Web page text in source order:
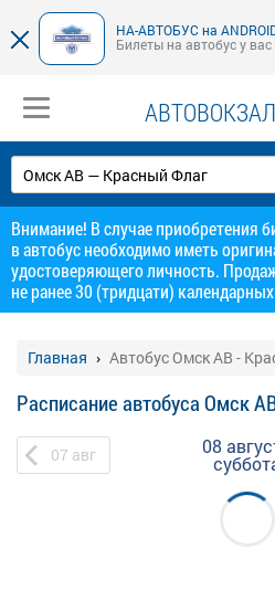
НА-АВТОБУС на
Билеты на автобус у
Внимание! В случае приобретения
в автобус необходимо иметь
удостоверяющего личность.
не ранее 30 (тридцати)
Главная Автобус Омск АВ -
Расписание автобуса Омск
07 авг 08